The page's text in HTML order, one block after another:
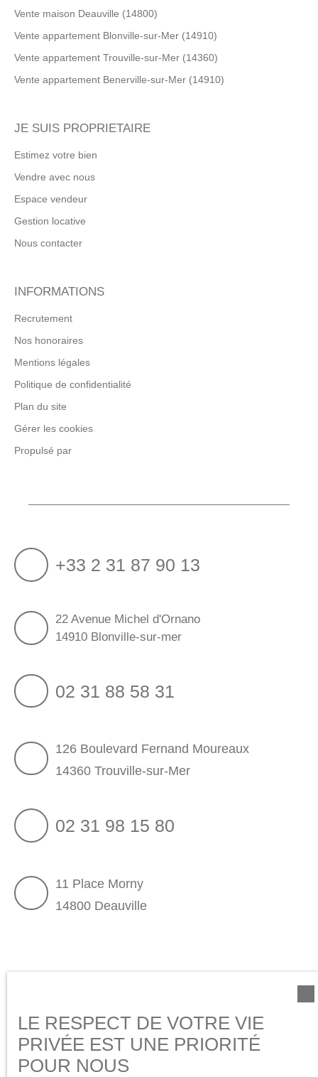
Vente maison Deauville (14800)
Vente appartement Blonville-sur-Mer (14910)
Vente appartement Trouville-sur-Mer (14360)
Vente appartement Benerville-sur-Mer (14910)
JE SUIS PROPRIETAIRE
Estimez votre bien
Vendre avec nous
Espace vendeur
Gestion locative
Nous contacter
INFORMATIONS
Recrutement
Nos honoraires
Mentions légales
Politique de confidentialité
Plan du site
Gérer les cookies
Propulsé par
+33 2 31 87 90 13
22 Avenue Michel d'Ornano
14910 Blonville-sur-mer
02 31 88 58 31
126 Boulevard Fernand Moureaux
14360 Trouville-sur-Mer
02 31 98 15 80
11 Place Morny
14800 Deauville
LE RESPECT DE VOTRE VIE
PRIVÉE EST UNE PRIORITÉ
POUR NOUS